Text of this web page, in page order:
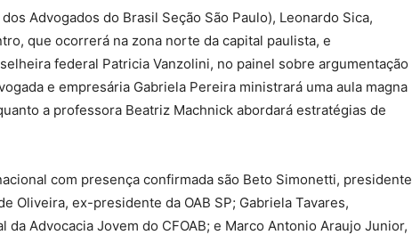
Advogados do Brasil Seção São Paulo), Leonardo Sica,
que ocorrerá na zona norte da capital paulista, e
federal Patricia Vanzolini, no painel sobre argumentação
e empresária Gabriela Pereira ministrará uma aula magna
a professora Beatriz Machnick abordará estratégias de
com presença confirmada são Beto Simonetti, presidente
Oliveira, ex-presidente da OAB SP; Gabriela Tavares,
da Advocacia Jovem do CFOAB; e Marco Antonio Araujo Junior,